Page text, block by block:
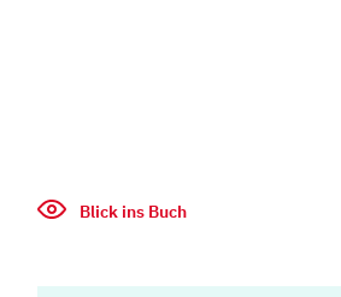
Blick ins Buch